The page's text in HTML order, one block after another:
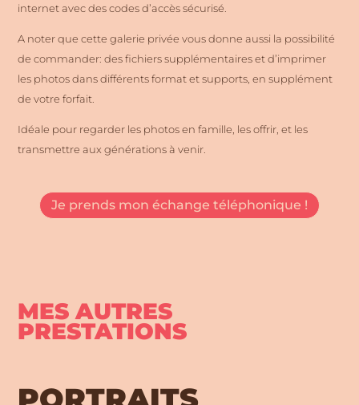
internet avec des codes d’accès sécurisé.
A noter que cette galerie privée vous donne aussi la possibilité
de commander: des fichiers supplémentaires et d’imprimer
les photos dans différents format et supports, en supplément
de votre forfait.
Idéale pour regarder les photos en famille, les offrir, et les
transmettre aux générations à venir.
Je prends mon échange téléphonique !
MES AUTRES
PRESTATIONS